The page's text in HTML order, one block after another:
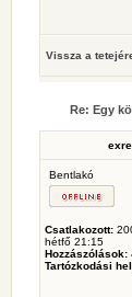
Vissza a
Re: Egy
Bentlakó
Csatlakozott:
hétfő 21:15
Hozzászólások:
Tartózkodási